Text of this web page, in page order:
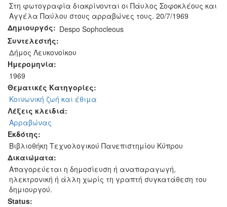
Στη φωτογραφία διακρίνονται οι Πάυλος Σοφοκλέους και
Αγγέλα Παύλου στους αρραβώνες τους. 20/7/1969
Δημιουργός: Despo Sophocleous
Συντελεστής:
Δήμος Λευκονοίκου
Ημερομηνία:
1969
Θεματικές Κατηγορίες:
Κοινωνική ζωή και έθιμα
Λέξεις κλειδιά:
Αρραβώνας
Εκδότης:
Βιβλιοθήκη Τεχνολογικού Πανεπιστημίου Κύπρου
Δικαιώματα:
Απαγορεύεται η δημοσίευση ή αναπαραγωγή,
ηλεκτρονική ή άλλη χωρίς τη γραπτή συγκατάθεση του
δημιουργού.
Status: